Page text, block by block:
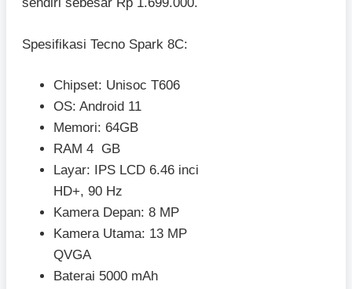
Spesifikasi Tecno Spark 8C:
Chipset: Unisoc T606
OS: Android 11
Memori: 64GB
RAM 4 GB
Layar: IPS LCD 6.46 inci
HD+, 90 Hz
Kamera Depan: 8 MP
Kamera Utama: 13 MP
QVGA
Baterai 5000 mAh